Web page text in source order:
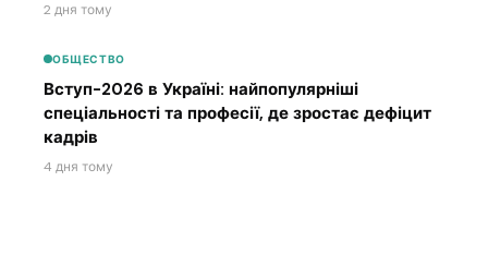
2 дня тому
ОБЩЕСТВО
Вступ-2026 в Україні: найпопулярніші
спеціальності та професії, де зростає дефіцит
кадрів
4 дня тому